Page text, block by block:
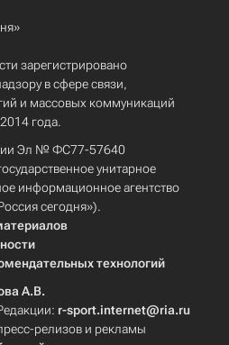
зарегистрировано
в сфере связи,
и массовых коммуникаций
года.
Эл № ФС77-57640
унитарное
информационное агентство
сегодня»).
технологий
А.В.
r-sport.internet@ria.ru
релизов и рекламы